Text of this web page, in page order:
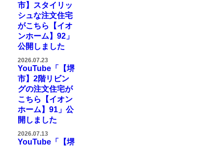
市】スタイリッ
シュな注文住宅
がこちら【イオ
ンホーム】92」
公開しました
2026.07.23
YouTube「【堺
市】2階リビン
グの注文住宅が
こちら【イオン
ホーム】91」公
開しました
2026.07.13
YouTube「【堺